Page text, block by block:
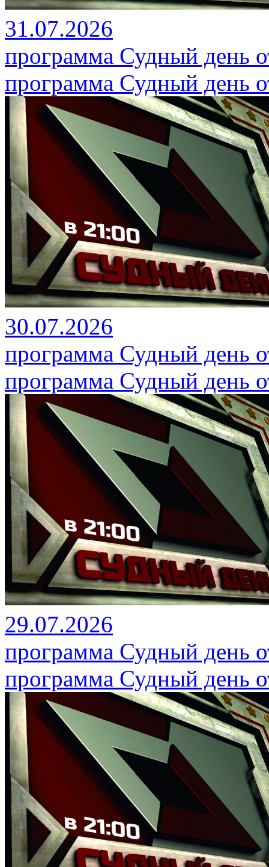
31.07.2026
программа Судный день
программа Судный день
30.07.2026
программа Судный день
программа Судный день
29.07.2026
программа Судный день
программа Судный день